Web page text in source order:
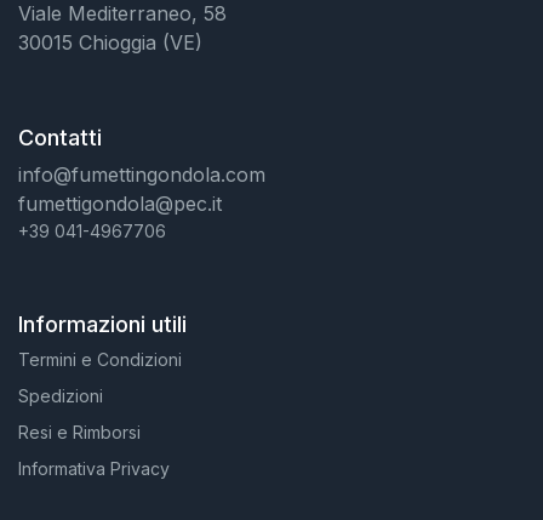
Viale Mediterraneo, 58
30015 Chioggia (VE)
Contatti
info@fumettingondola.com
fumettigondola@pec.it
+39 041-4967706
Informazioni utili
Termini e Condizioni
Spedizioni
Resi e Rimborsi
Informativa Privacy